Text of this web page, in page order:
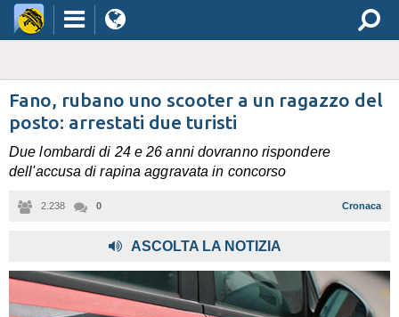
Fano, rubano uno scooter a un ragazzo del
posto: arrestati due turisti
Due lombardi di 24 e 26 anni dovranno rispondere
dell'accusa di rapina aggravata in concorso
2.238 0 Cronaca
ASCOLTA LA NOTIZIA